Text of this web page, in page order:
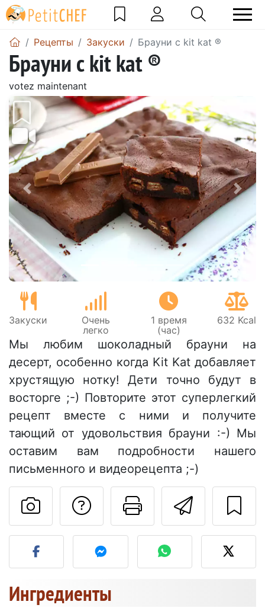
Pецепты Закуски Брауни с kit kat ®
Брауни с kit kat ®
votez maintenant
Предыдущий
Закуски
Очень
легко
1 время
(час)
632 Kcal
Мы любим шоколадный брауни на
десерт, особенно когда Kit Kat добавляет
хрустящую нотку! Дети точно будут в
восторге ;-) Повторите этот суперлегкий
рецепт вместе с ними и получите
тающий от удовольствия брауни :-) Мы
оставим вам подробности нашего
письменного и видеорецепта ;-)
Задать вопрос
Разместите фото этого
Ингредиенты